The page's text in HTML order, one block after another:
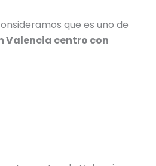
que es uno de
Valencia centro con